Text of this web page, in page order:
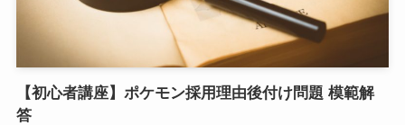
【初心者講座】ポケモン採用理由後付け問題 模範解
答